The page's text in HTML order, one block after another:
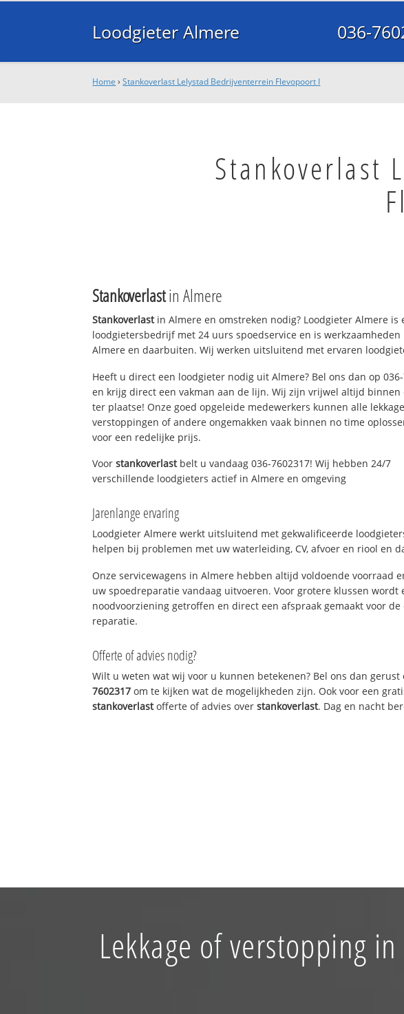
Loodgieter Almere 036-
Home ›Stankoverlast Lelystad Bedrijventerrein Flevopoort I
Stankoverlast
Stankoverlastin Almere
Stankoverlastin Almere en omstreken nodig? Loodgieter Almere is
loodgietersbedrijf met 24 uurs spoedservice en is werkzaamheden
Almere en daarbuiten. Wij werken uitsluitend met ervaren
Heeft u direct een loodgieter nodig uit Almere? Bel ons dan op
en krijg direct een vakman aan de lijn. Wij zijn vrijwel altijd binnen
ter plaatse! Onze goed opgeleide medewerkers kunnen alle
verstoppingen of andere ongemakken vaak binnen no time
voor een redelijke prijs.
Voorstankoverlastbelt u vandaag 036-7602317! Wij hebben 24/7
verschillende loodgieters actief in Almere en omgeving
Jarenlange ervaring
Loodgieter Almere werkt uitsluitend met gekwalificeerde
helpen bij problemen met uw waterleiding, CV, afvoer en riool en
Onze servicewagens in Almere hebben altijd voldoende voorraad
uw spoedreparatie vandaag uitvoeren. Voor grotere klussen wordt
noodvoorziening getroffen en direct een afspraak gemaakt voor
reparatie.
Offerte of advies nodig?
Wilt u weten wat wij voor u kunnen betekenen? Bel ons dan
7602317 om te kijken wat de mogelijkheden zijn. Ook voor een
stankoverlastofferte of advies overstankoverlast. Dag en nacht
Lekkage of verstopping